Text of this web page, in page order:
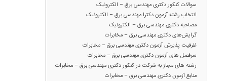
سوالات کنکور دکتری مهندسی برق – الکترونیک
انتخاب رشته آزمون دکترا مهندسی برق – الکترونیک
مصاحبه دکتری مهندسی برق – الکترونیک
گرایش‌های دکتری مهندسی برق – مخابرات
ظرفیت پذیرش آزمون دکتری مهندسی برق – مخابرات
سرفصل های آزمون دکتری مهندسی برق – مخابرات
رشته های مجاز به شرکت در کنکور دکتری مهندسی برق – مخابرات
منابع آزمون دکتری مهندسی برق – مخابرات